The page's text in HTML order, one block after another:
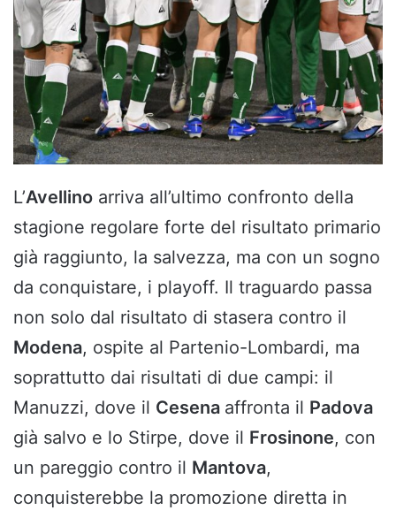
L’Avellino arriva all’ultimo confronto della
stagione regolare forte del risultato primario
già raggiunto, la salvezza, ma con un sogno
da conquistare, i playoff. Il traguardo passa
non solo dal risultato di stasera contro il
Modena, ospite al Partenio-Lombardi, ma
soprattutto dai risultati di due campi: il
Manuzzi, dove il Cesena affronta il Padova
già salvo e lo Stirpe, dove il Frosinone, con
un pareggio contro il Mantova,
conquisterebbe la promozione diretta in